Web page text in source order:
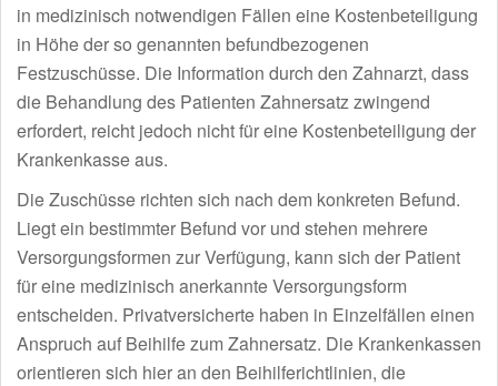
in medizinisch notwendigen Fällen eine Kostenbeteiligung
in Höhe der so genannten befundbezogenen
Festzuschüsse. Die Information durch den Zahnarzt, dass
die Behandlung des Patienten Zahnersatz zwingend
erfordert, reicht jedoch nicht für eine Kostenbeteiligung der
Krankenkasse aus.
Die Zuschüsse richten sich nach dem konkreten Befund.
Liegt ein bestimmter Befund vor und stehen mehrere
Versorgungsformen zur Verfügung, kann sich der Patient
für eine medizinisch anerkannte Versorgungsform
entscheiden. Privatversicherte haben in Einzelfällen einen
Anspruch auf Beihilfe zum Zahnersatz. Die Krankenkassen
orientieren sich hier an den Beihilferichtlinien, die